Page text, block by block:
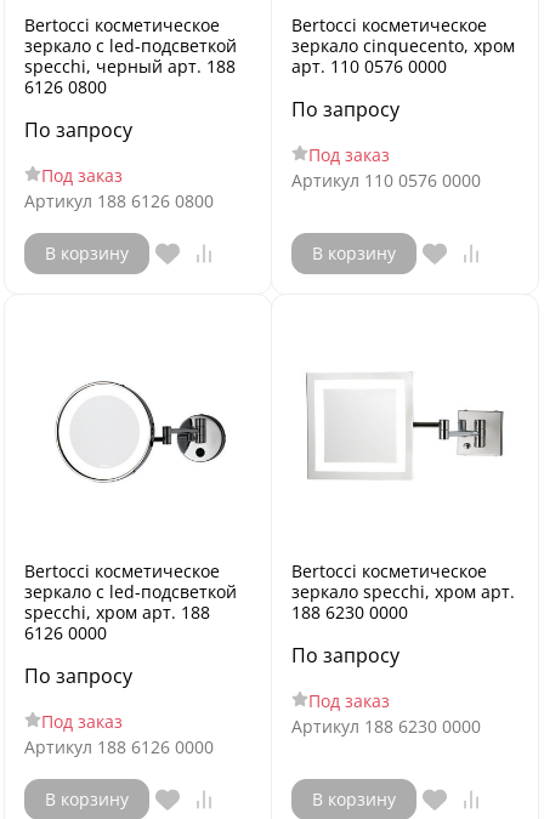
Bertocci косметическое
зеркало с led-подсветкой
specchi, черный арт. 188
6126 0800
По запросу
Под заказ
Артикул 188 6126 0800
В корзину
Bertocci косметическое
зеркало cinquecento, хром
арт. 110 0576 0000
По запросу
Под заказ
Артикул 110 0576 0000
В корзину
Bertocci косметическое
зеркало с led-подсветкой
specchi, хром арт. 188
6126 0000
По запросу
Под заказ
Артикул 188 6126 0000
В корзину
Bertocci косметическое
зеркало specchi, хром арт.
188 6230 0000
По запросу
Под заказ
Артикул 188 6230 0000
В корзину